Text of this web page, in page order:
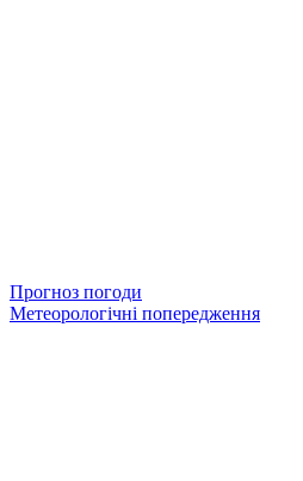
Прогноз погоди
Метеорологічні попередження